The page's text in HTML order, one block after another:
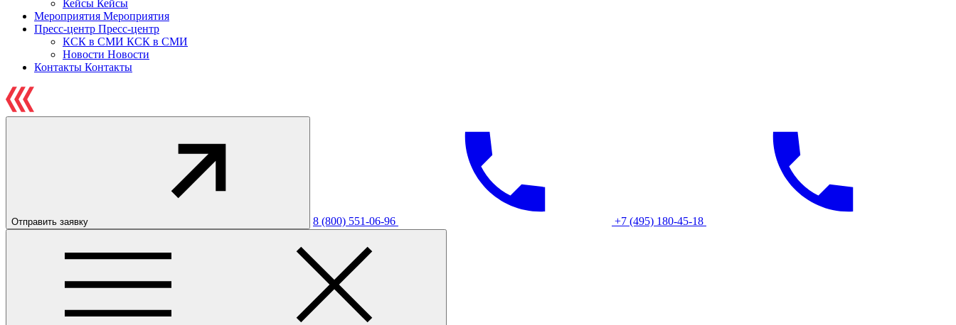
Кейсы Кейсы
Мероприятия Мероприятия
Пресс-центр Пресс-центр
КСК в СМИ КСК в СМИ
Новости Новости
Контакты Контакты
Отправить заявку 8 (800) 551-06-96 +7 (495) 180-45-18